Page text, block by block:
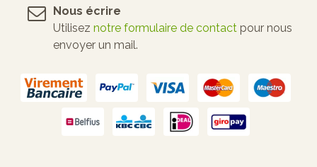
Nous écrire
Utilisez notre formulaire de contact pour nous
envoyer un mail.